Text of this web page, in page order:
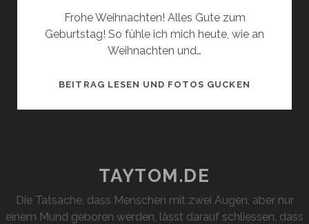
Frohe Weihnachten! Alles Gute zum
Geburtstag! So fühle ich mich heute, wie an
Weihnachten und…
BEITRAG LESEN UND FOTOS GUCKEN
TAYTOM.DE
Die Tatsache, dass Menschen mit zwei Augen, aber nur
einem Mund geboren werden, lässt darauf schliessen, dass